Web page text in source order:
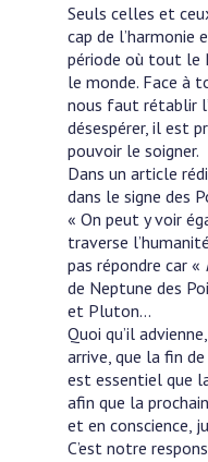
Seuls celles et
cap de l’harmonie
période où tout le
le monde. Face à
nous faut rétablir
désespérer, il est
pouvoir le soigner.
Dans un article
dans le signe des
« On peut y voir
traverse
pas répondre car «
de Neptune des
et Pluton…
Quoi qu’il
arrive, que la fin
est essentiel que
afin que la
et en conscience,
C’est notre